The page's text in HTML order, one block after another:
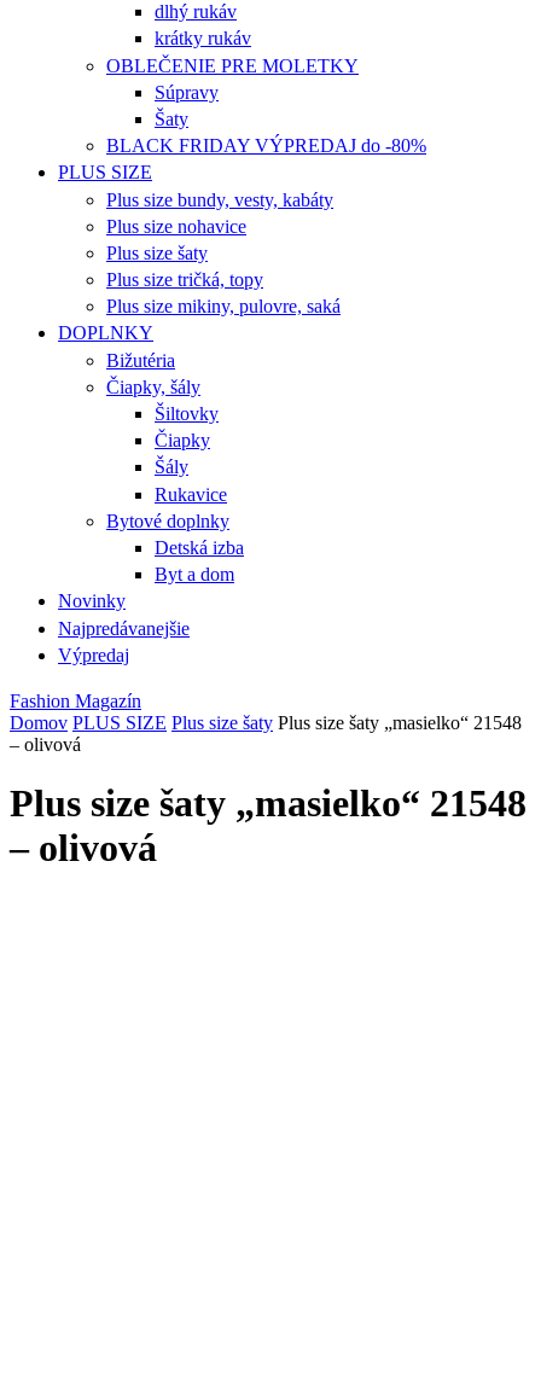
dlhý rukáv
krátky rukáv
OBLEČENIE PRE MOLETKY
Súpravy
Šaty
BLACK FRIDAY VÝPREDAJ do -80%
PLUS SIZE
Plus size bundy, vesty, kabáty
Plus size nohavice
Plus size šaty
Plus size tričká, topy
Plus size mikiny, pulovre, saká
DOPLNKY
Bižutéria
Čiapky, šály
Šiltovky
Čiapky
Šály
Rukavice
Bytové doplnky
Detská izba
Byt a dom
Novinky
Najpredávanejšie
Výpredaj
Fashion Magazín
Domov PLUS SIZE Plus size šaty Plus size šaty „masielko“ 21548
– olivová
Plus size šaty „masielko“ 21548
– olivová